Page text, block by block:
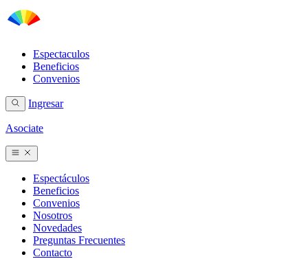
Espectaculos
Beneficios
Convenios
Ingresar
Asociate
Espectáculos
Beneficios
Convenios
Nosotros
Novedades
Preguntas Frecuentes
Contacto